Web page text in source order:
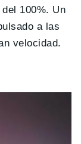
100%. Un
a las
velocidad.